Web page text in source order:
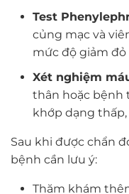
Test
củng mạc và
mức độ giảm
Xét nghiệm
thân hoặc bệnh
khớp dạng
Sau khi được chẩn
bệnh cần lưu ý:
Thăm khám